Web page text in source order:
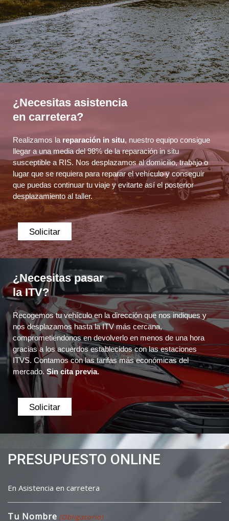
¿Necesitas asistencia
en carretera?
Realizamos la reparación in situ, nuestro equipo consigue
llegar a una media del 98% de la reparación in situ
susceptible a RIS. Nos desplazamos al domicilio, trabajo o
lugar que se requiera para reparar el vehículo y conseguir
que puedas continuar tu viaje y evitarte así el posterior
desplazamiento al taller.
Solicitar
¿Necesitas pasar
la ITV?
Recogemos tu vehículo en la dirección que nos indiques y
nos desplazamos hasta la ITV más cercana,
comprometiéndonos en devolverlo en menos de una hora
gracias a los acuerdos establecidos con las estaciones
ITVS. Contamos con las tarifas más económicas del
mercado.Sin cita previa.
Solicitar
PRESUPUESTO ONLINE
En Asistencia en carretera
Tu Nombre (Obligatorio)